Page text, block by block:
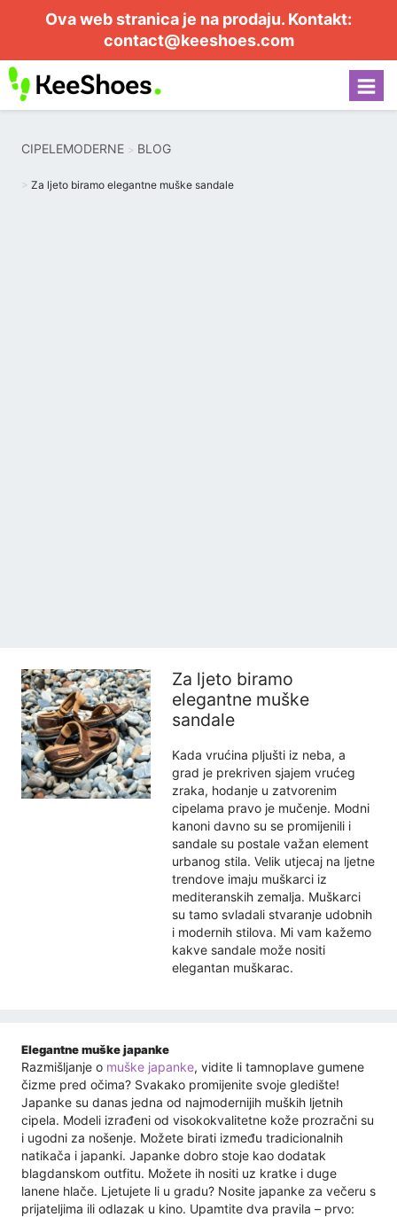
Ova web stranica je na prodaju. Kontakt:
contact@keeshoes.com
CIPELEMODERNE BLOG
Za ljeto biramo elegantne muške sandale
Za ljeto biramo
elegantne muške
sandale
Kada vrućina pljušti iz neba, a
grad je prekriven sjajem vrućeg
zraka, hodanje u zatvorenim
cipelama pravo je mučenje. Modni
kanoni davno su se promijenili i
sandale su postale važan element
urbanog stila. Velik utjecaj na ljetne
trendove imaju muškarci iz
mediteranskih zemalja. Muškarci
su tamo svladali stvaranje udobnih
i modernih stilova. Mi vam kažemo
kakve sandale može nositi
elegantan muškarac.
Elegantne muške japanke
Razmišljanje o muške japanke, vidite li tamnoplave gumene
čizme pred očima? Svakako promijenite svoje gledište!
Japanke su danas jedna od najmodernijih muških ljetnih
cipela. Modeli izrađeni od visokokvalitetne kože prozračni su
i ugodni za nošenje. Možete birati između tradicionalnih
natikača i japanki. Japanke dobro stoje kao dodatak
blagdanskom outfitu. Možete ih nositi uz kratke i duge
lanene hlače. Ljetujete li u gradu? Nosite japanke za večeru s
prijateljima ili odlazak u kino. Upamtite dva pravila – prvo: